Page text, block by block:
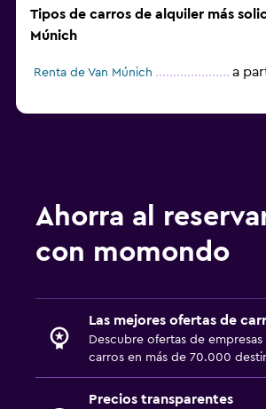
Tipos de carros de alquiler más
Múnich
Renta de Van Múnich a
Ahorra al
con momondo
Las mejores ofertas de
Descubre ofertas de
carros en más de 70.000
Precios transparentes